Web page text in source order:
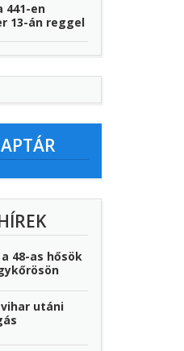
441-en
13-án reggel
48-as hősök
utáni